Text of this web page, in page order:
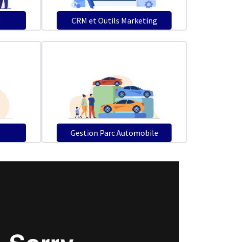
CRM et Outils Marketing
Gestion Parc Automobile